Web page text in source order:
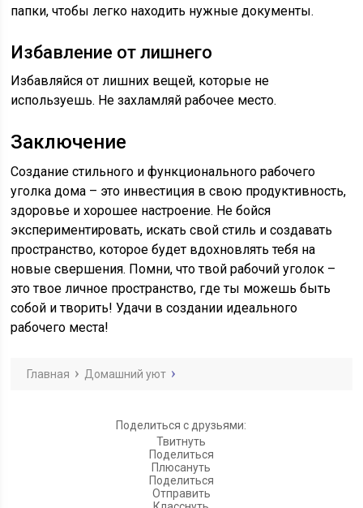
папки, чтобы легко находить нужные документы.
Избавление от лишнего
Избавляйся от лишних вещей, которые не
используешь. Не захламляй рабочее место.
Заключение
Создание стильного и функционального рабочего
уголка дома – это инвестиция в свою продуктивность,
здоровье и хорошее настроение. Не бойся
экспериментировать, искать свой стиль и создавать
пространство, которое будет вдохновлять тебя на
новые свершения. Помни, что твой рабочий уголок –
это твое личное пространство, где ты можешь быть
собой и творить! Удачи в создании идеального
рабочего места!
Главная Домашний уют
Поделиться с друзьями:
Твитнуть
Поделиться
Плюсануть
Поделиться
Отправить